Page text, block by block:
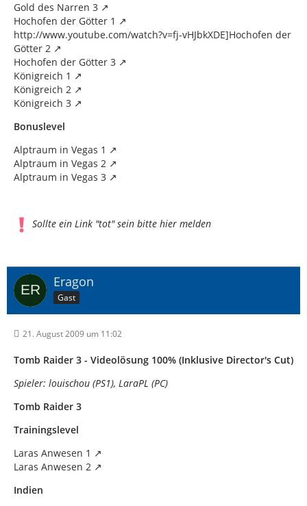
Gold des Narren 3
Hochofen der Götter 1
http://www.youtube.com/watch?v=fj-vHJbkXDE]Hochofen der
Götter 2
Hochofen der Götter 3
Königreich 1
Königreich 2
Königreich 3
Bonuslevel
Alptraum in Vegas 1
Alptraum in Vegas 2
Alptraum in Vegas 3
Sollte ein Link "tot" sein bitte hier melden
Eragon
Gast
21. August 2009 um 11:02
Tomb Raider 3 - Videolösung 100% (Inklusive Director's Cut)
Spieler: louischou (PS1), LaraPL (PC)
Tomb Raider 3
Trainingslevel
Laras Anwesen 1
Laras Anwesen 2
Indien